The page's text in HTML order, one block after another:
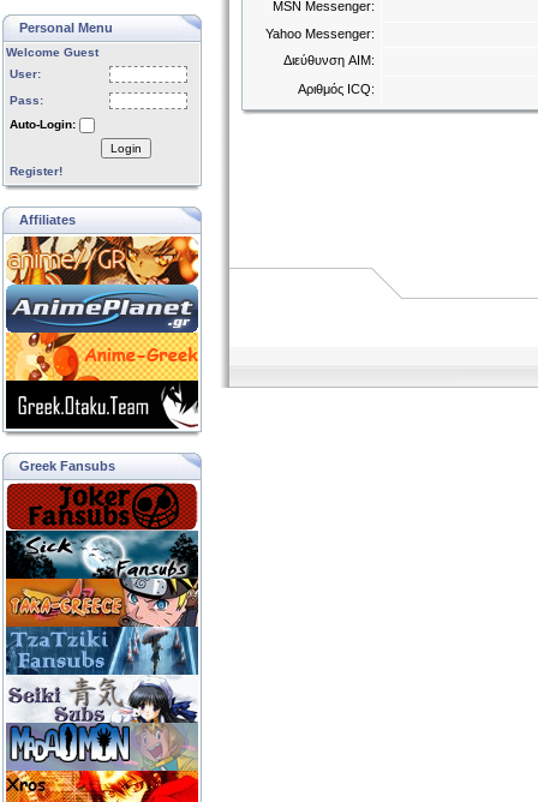
Personal Menu
Welcome Guest
User:
Pass:
Auto-Login:
Login
Register!
Affiliates
Greek Fansubs
MSN Messenger:
Yahoo Messenger:
Διεύθυνση AIM:
Αριθμός ICQ: